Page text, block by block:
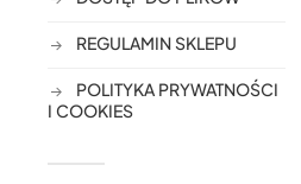
REGULAMIN SKLEPU
POLITYKA PRYWATNOŚCI
I COOKIES